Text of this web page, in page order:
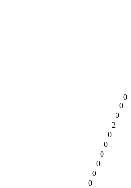
0
0
0
2
0
0
0
0
0
0